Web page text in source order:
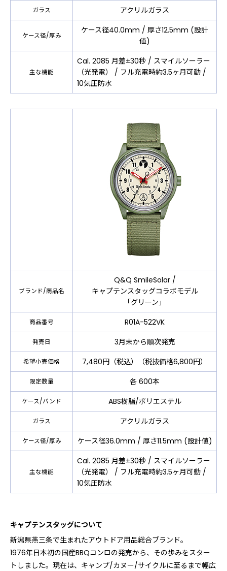
ガラス アクリルガラス
ケース径/厚み
ケース径40.0mm / 厚さ12.5mm (設計
値)
主な機能
Cal. 2085 月差±30秒 / スマイルソーラー
（光発電） / フル充電時約3.5ヶ月可動 /
10気圧防水
ブランド/商品名
Q&Q SmileSolar /
キャプテンスタッグコラボモデル
「グリーン」
商品番号 R01A-522VK
発売日 3月末から順次発売
希望小売価格 7,480円（税込）（税抜価格6,800円）
限定数量 各 600本
ケース/バンド ABS樹脂/ポリエステル
ガラス アクリルガラス
ケース径/厚み ケース径36.0mm / 厚さ11.5mm (設計値)
主な機能
Cal. 2085 月差±30秒 / スマイルソーラー
（光発電） / フル充電時約3.5ヶ月可動 /
10気圧防水
キャプテンスタッグについて
新潟県燕三条で生まれたアウトドア用品総合ブランド。
1976年日本初の国産BBQコンロの発売から、その歩みをスター
トしました。現在は、キャンプ/カヌー/サイクルに至るまで幅広